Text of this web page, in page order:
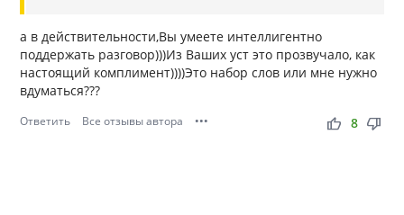
а в действительности,Вы умеете интеллигентно
поддержать разговор)))Из Ваших уст это прозвучало, как
настоящий комплимент))))Это набор слов или мне нужно
вдуматься???
Ответить Все отзывы автора ••• thumb_up thumb_down
8